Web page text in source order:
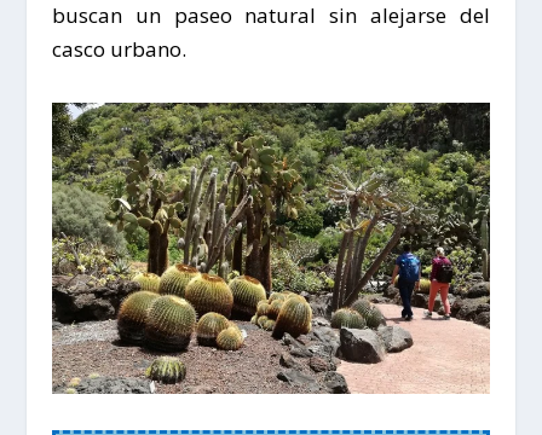
buscan un paseo natural sin alejarse del
casco urbano.